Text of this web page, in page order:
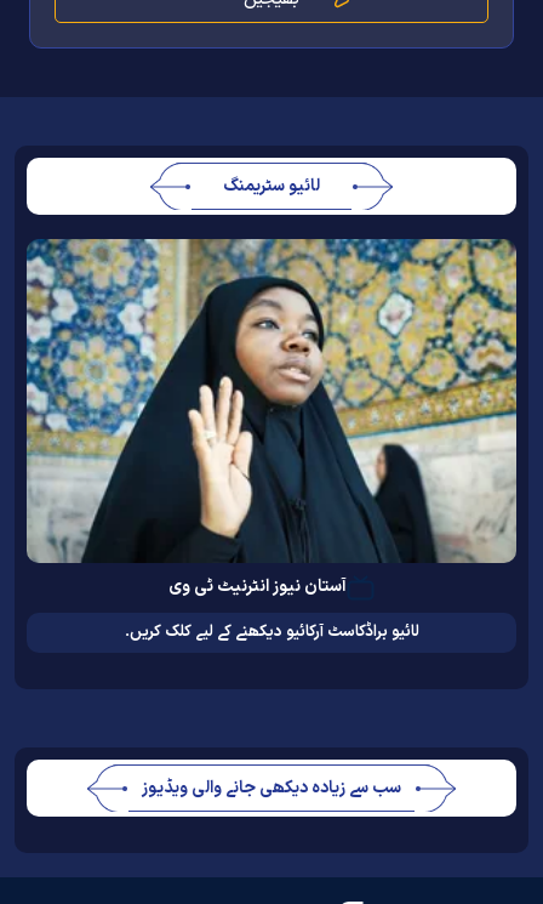
لائیو سٹریمنگ
آستان نیوز انٹرنیٹ ٹی وی
لائیو براڈکاسٹ آرکائیو دیکھنے کے لیے کلک کریں۔
سب سے زیادہ دیکھی جانے والی ویڈیوز